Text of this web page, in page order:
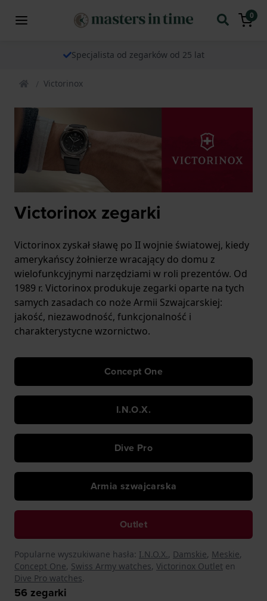
0
Specjalista od zegarków od 25 lat
Victorinox
Victorinox zegarki
Victorinox zyskał sławę po II wojnie światowej, kiedy
amerykańscy żołnierze wracający do domu z
wielofunkcyjnymi narzędziami w roli prezentów. Od
1989 r. Victorinox produkuje zegarki oparte na tych
samych zasadach co noże Armii Szwajcarskiej:
jakość, niezawodność, funkcjonalność i
charakterystycne wzornictwo.
Concept One
I.N.O.X.
Dive Pro
Armia szwajcarska
Outlet
Popularne wyszukiwane hasła: I.N.O.X., Damskie, Meskie,
Concept One, Swiss Army watches, Victorinox Outlet en
Dive Pro watches.
56 zegarki